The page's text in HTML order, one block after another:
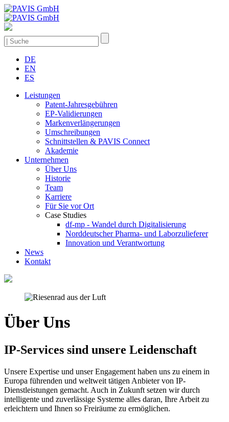
DE
EN
ES
Leistungen
Patent-Jahresgebühren
EP-Validierungen
Markenverlängerungen
Umschreibungen
Schnittstellen & PAVIS Connect
Akademie
Unternehmen
Über Uns
Historie
Team
Karriere
Für Sie vor Ort
Case Studies
df-mp - Wandel durch Digitalisierung
Norddeutscher Pharma- und Laborzulieferer
Innovation und Verantwortung
News
Kontakt
Über Uns
IP-Services sind unsere Leidenschaft
Unsere Expertise und unser Engagement haben uns zu einem in
Europa führenden und weltweit tätigen Anbieter von IP-
Dienstleistungen gemacht. Auch in Zukunft setzen wir durch
intelligente und zuverlässige Systeme alles daran, Ihre Arbeit zu
erleichtern und Ihnen so Freiräume zu ermöglichen.